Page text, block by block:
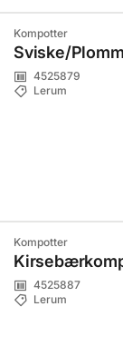
Kompotter
Sviske/
4525879
Lerum
Kompotter
4525887
Lerum